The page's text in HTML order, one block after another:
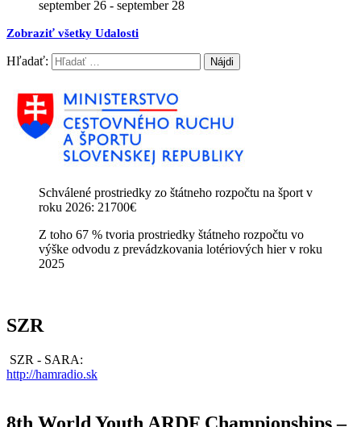
september 26 - september 28
Zobraziť všetky Udalosti
Hľadať:
Schválené prostriedky zo štátneho rozpočtu na šport v
roku 2026: 21700€
Z toho 67 % tvoria prostriedky štátneho rozpočtu vo
výške odvodu z prevádzkovania lotériových hier v roku
2025
SZR
SZR - SARA:
http://hamradio.sk
8th World Youth ARDF Championships –